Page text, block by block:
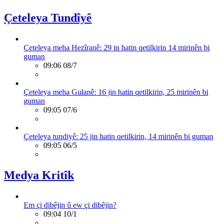
Çeteleya Tundîyê
Çeteleya meha Hezîranê: 29 in hatin qetilkirin 14 mirinên bi
guman
09:06 08/7
Çeteleya meha Gulanê: 16 jin hatin qetilkirin, 25 mirinên bi
guman
09:05 07/6
Çeteleya tundiyê: 25 jin hatin qetilkirin, 14 mirinên bi guman
09:05 06/5
Medya Kritîk
Em çi dibêjin û ew çi dibêjin?
09:04 10/1